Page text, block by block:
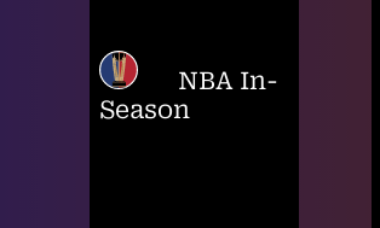
NBA In-
Season